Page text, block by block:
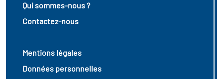
Qui sommes-nous ?
Contactez-nous
Mentions légales
Données personnelles